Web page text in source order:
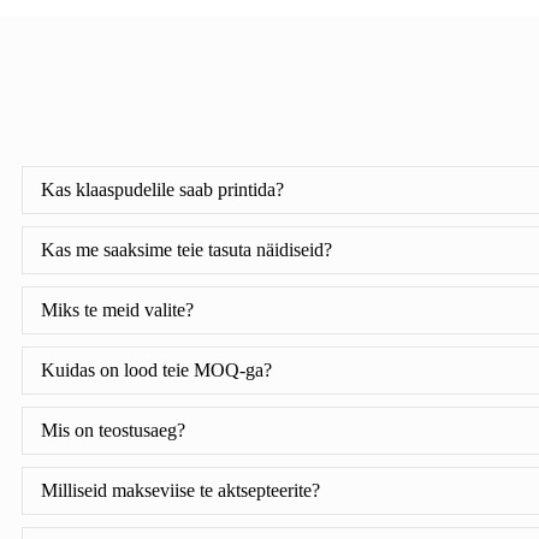
Kas klaaspudelile saab printida?
Kas me saaksime teie tasuta näidiseid?
Miks te meid valite?
Kuidas on lood teie MOQ-ga?
Mis on teostusaeg?
Milliseid makseviise te aktsepteerite?